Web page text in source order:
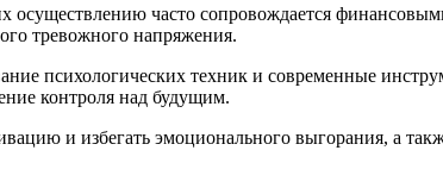
часто сопровождается
тревожного напряжения.
психологических техник и современные
контроля над будущим.
и избегать эмоционального выгорания, а